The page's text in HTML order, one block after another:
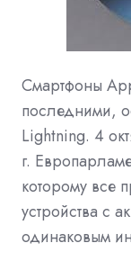
Смартфоны
последними,
Lightning. 4
г.
которому все
устройства с
одинаковым